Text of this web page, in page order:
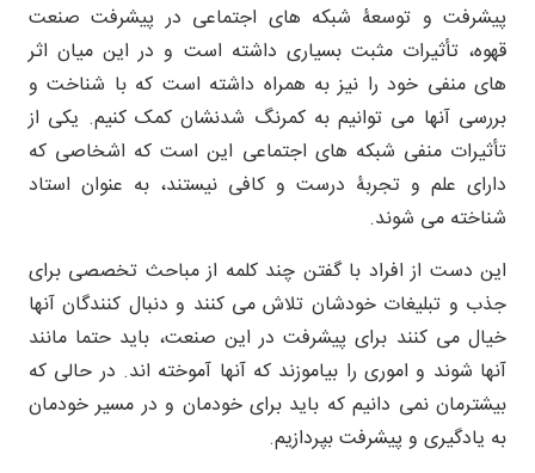
پیشرفت و توسعۀ شبکه های اجتماعی در پیشرفت صنعت
قهوه، تأثیرات مثبت بسیاری داشته است و در این میان اثر
های منفی خود را نیز به همراه داشته است که با شناخت و
بررسی آنها می توانیم به کمرنگ شدنشان کمک کنیم. یکی از
تأثیرات منفی شبکه های اجتماعی این است که اشخاصی که
دارای علم و تجربۀ درست و کافی نیستند، به عنوان استاد
شناخته می شوند.
این دست از افراد با گفتن چند کلمه از مباحث تخصصی برای
جذب و تبلیغات خودشان تلاش می کنند و دنبال کنندگان آنها
خیال می کنند برای پیشرفت در این صنعت، باید حتما مانند
آنها شوند و اموری را بیاموزند که آنها آموخته اند. در حالی که
بیشترمان نمی دانیم که باید برای خودمان و در مسیر خودمان
به یادگیری و پیشرفت بپردازیم.